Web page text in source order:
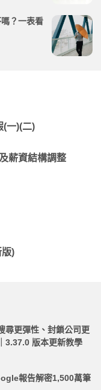
？一表看
(一)(二)
薪資結構調整
)
尋更彈性、封鎖公司更
3.37.0 版本更新教學
報告解密1,500萬筆